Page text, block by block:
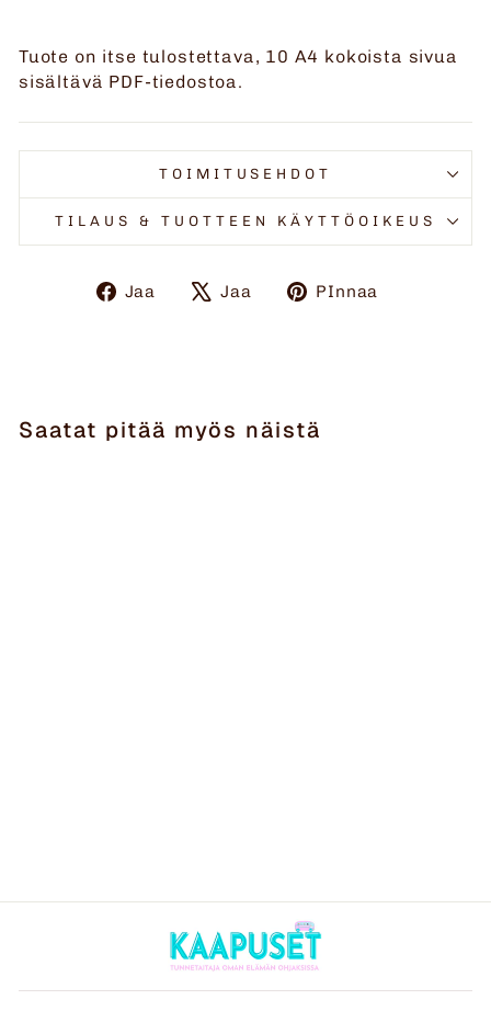
Tuote on itse tulostettava, 10 A4 kokoista sivua
sisältävä PDF-tiedostoa.
TOIMITUSEHDOT
TILAUS & TUOTTEEN KÄYTTÖOIKEUS
Jaa
Jaa
Jaa
TwiittaaPInnaa
Saatat pitää myös näistä